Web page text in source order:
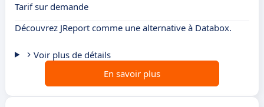
Tarif sur demande
Découvrez JReport comme une alternative à Databox.
Voir plus de détails
En savoir plus